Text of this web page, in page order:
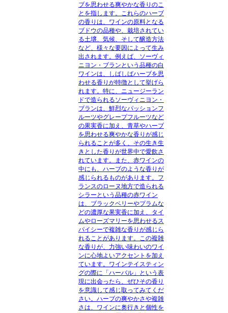
ブを思わせる爽やかな香りのこ
とを指します。これらのハーブ
の香りは、ワインの原料となる
ブドウの品種や、栽培されてい
る土壌、気候、そして醸造方法
など、様々な要因によって生み
出されます。例えば、ソーヴィ
ニヨン・ブランという品種の白
ワインは、しばしばハーブを思
わせる香りが特徴として挙げら
れます。特に、ニュージーラン
ドで造られるソーヴィニヨン・
ブランは、鮮烈なパッションフ
ルーツやグレープフルーツなど
の果実香に加え、青草やハーブ
を思わせる爽やかな香りが感じ
られることが多く、その生き生
きとした香りが世界中で愛飲さ
れています。また、赤ワインの
中にも、ハーブのような香りが
感じられるものがあります。フ
ランスのローヌ地方で造られる
シラーという品種の赤ワイン
は、ブラックベリーやプラムな
どの濃厚な果実香に加え、タイ
ムやローズマリーを思わせるス
パイシーで複雑な香りが感じら
れることがあります。この複雑
な香りが、力強い味わいのワイ
ンに心地よいアクセントを加え
ています。ワインテイスティン
グの際に「ハーバル」という表
現に出会ったら、ぜひその香り
を意識して感じ取ってみてくだ
さい。ハーブの爽やかさや複雑
さは、ワインに奥行きと個性を